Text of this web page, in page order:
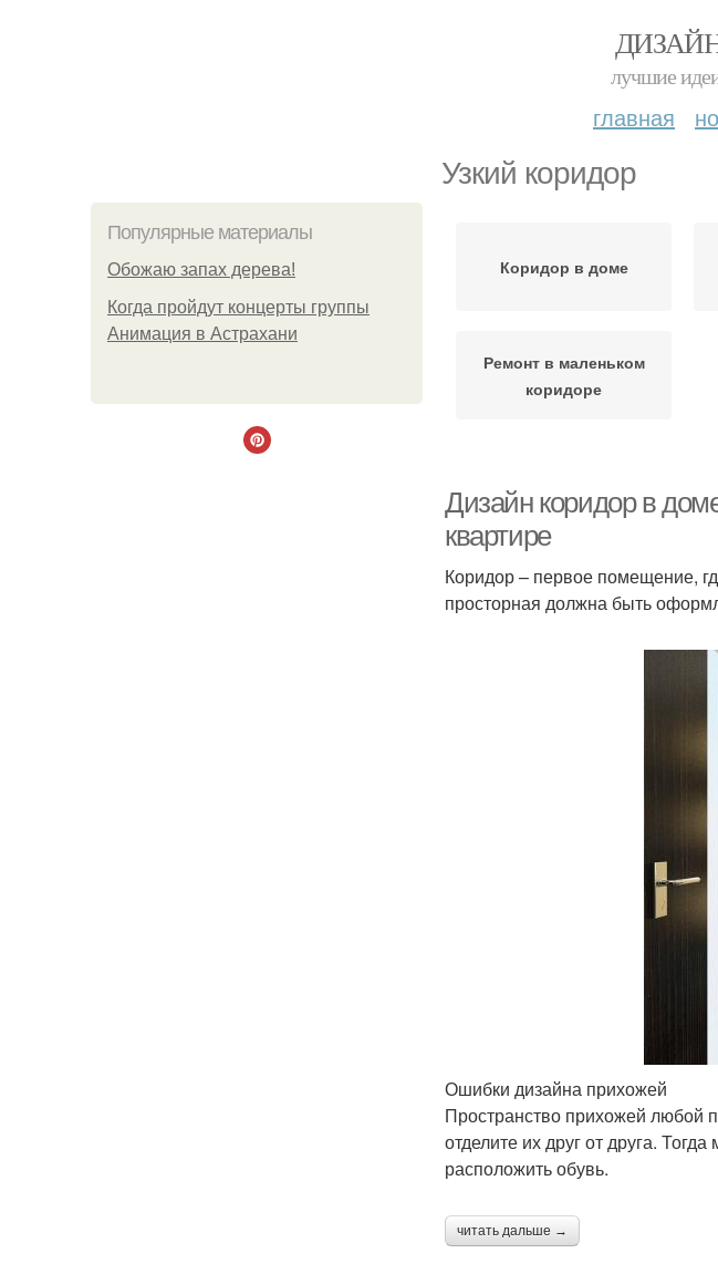
лучшие
главная
Узкий коридор
Популярные материалы
Обожaю зaпах деpева!
Когда пройдут концерты группы
Анимация в Астрахани
Коридор в доме
Ремонт в маленьком
коридоре
Дизайн коридор в
квартире
Коридор – первое помещение,
просторная должна быть
Ошибки дизайна прихожей
Пространство прихожей любой
отделите их друг от друга.
расположить обувь.
читать дальше →